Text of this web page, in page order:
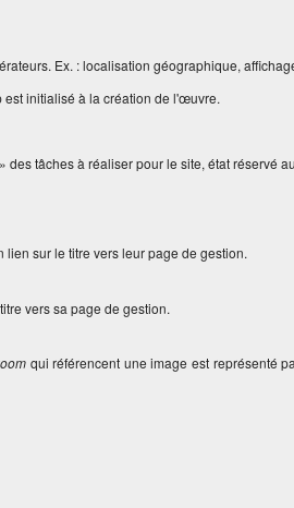
Ex. : localisation géographique,
est initialisé à la création de l'œuvre.
tâches à réaliser pour le site, état réservé
sur le titre vers leur page de gestion.
vers sa page de gestion.
qui référencent une image est représenté